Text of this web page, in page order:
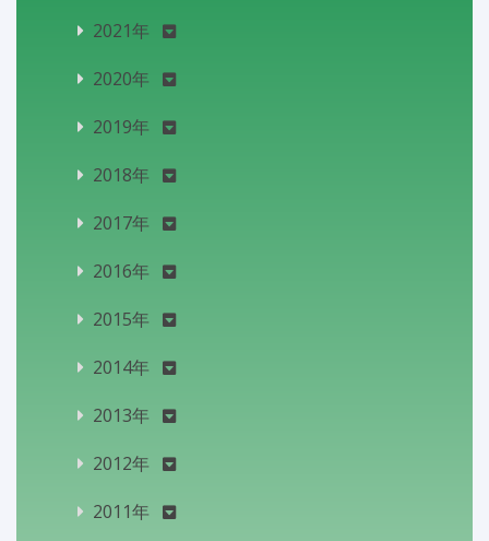
2021年
2020年
2019年
2018年
2017年
2016年
2015年
2014年
2013年
2012年
2011年